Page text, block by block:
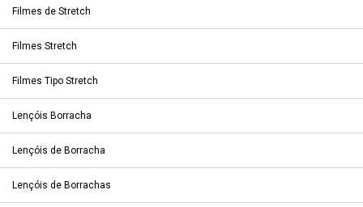
Filmes de Stretch
Filmes Stretch
Filmes Tipo Stretch
Lençóis Borracha
Lençóis de Borracha
Lençóis de Borrachas